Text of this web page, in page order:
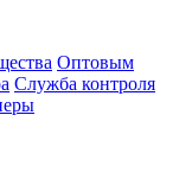
Оптовым
Служба контроля